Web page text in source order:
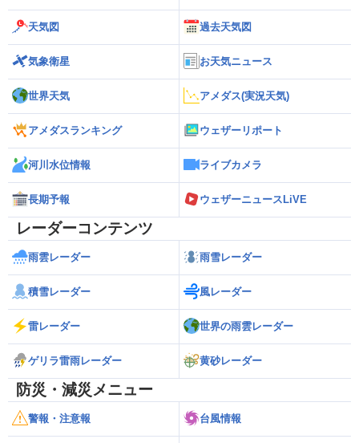
天気図 過去天気図
気象衛星 お天気ニュース
世界天気 アメダス(実況天気)
アメダスランキング ウェザーリポート
河川水位情報 ライブカメラ
長期予報 ウェザーニュースLiVE
レーダーコンテンツ
雨雲レーダー 雨雪レーダー
積雪レーダー 風レーダー
雷レーダー 世界の雨雲レーダー
ゲリラ雷雨レーダー 黄砂レーダー
防災・減災メニュー
警報・注意報 台風情報